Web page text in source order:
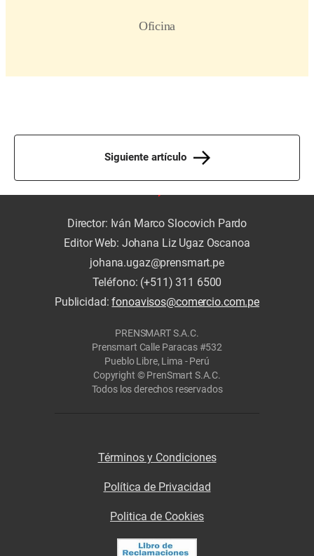
Siguiente artículo
Director: Iván Marco Slocovich Pardo
Editor Web: Johana Liz Ugaz Oscanoa
johana.ugaz@prensmart.pe
Teléfono: (+511) 311 6500
Publicidad:fonoavisos@comercio.com.pe
PRENSMART S.A.C.
Prensmart Calle Paracas #532
Pueblo Libre, Lima - Perú
Copyright © PrenSmart S.A.C.
Todos los derechos reservados
Términos y Condiciones
Política de Privacidad
Politica de Cookies